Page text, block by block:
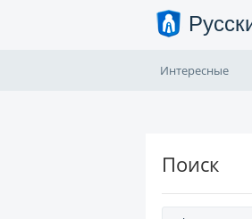
Интересные
Поиск